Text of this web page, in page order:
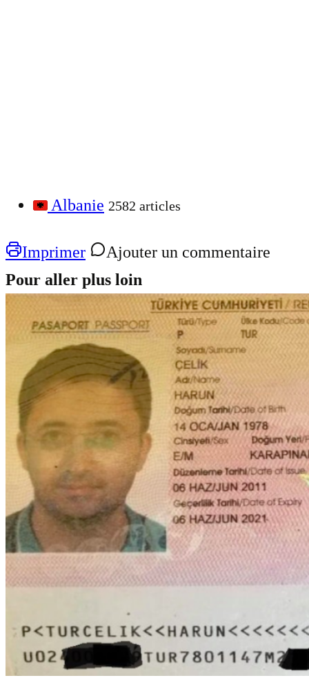
Albanie 2582 articles
Imprimer
Ajouter un commentaire
Pour aller plus loin